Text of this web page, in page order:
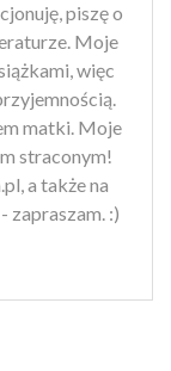
piszę o
Moje
więc
matki. Moje
straconym!
a także na
zapraszam. :)